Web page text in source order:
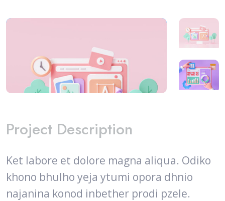
Project Description
Ket labore et dolore magna aliqua. Odiko
khono bhulho yeja ytumi opora dhnio
najanina konod inbether prodi pzele.